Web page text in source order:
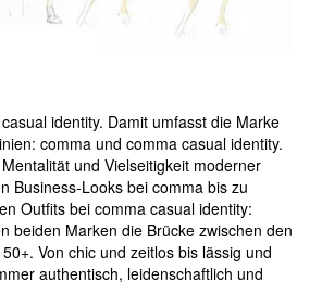
identity. Damit umfasst die Marke
comma und comma casual identity.
und Vielseitigkeit moderner
Business-Looks bei comma bis zu
Outfits bei comma casual identity:
beiden Marken die Brücke zwischen den
Von chic und zeitlos bis lässig und
authentisch, leidenschaftlich und